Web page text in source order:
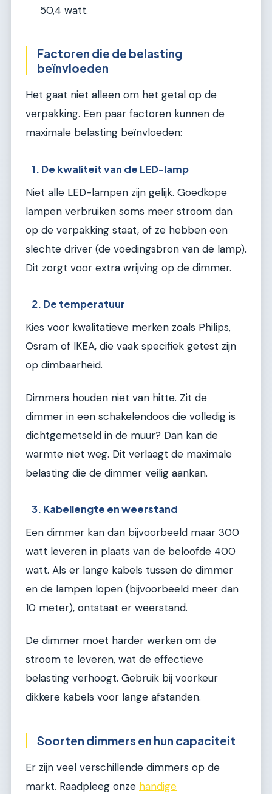
50,4 watt.
Factoren die de belasting
beïnvloeden
Het gaat niet alleen om het getal op de
verpakking. Een paar factoren kunnen de
maximale belasting beïnvloeden:
1. De kwaliteit van de LED-lamp
Niet alle LED-lampen zijn gelijk. Goedkope
lampen verbruiken soms meer stroom dan
op de verpakking staat, of ze hebben een
slechte driver (de voedingsbron van de lamp).
Dit zorgt voor extra wrijving op de dimmer.
2. De temperatuur
Kies voor kwalitatieve merken zoals Philips,
Osram of IKEA, die vaak specifiek getest zijn
op dimbaarheid.
Dimmers houden niet van hitte. Zit de
dimmer in een schakelendoos die volledig is
dichtgemetseld in de muur? Dan kan de
warmte niet weg. Dit verlaagt de maximale
belasting die de dimmer veilig aankan.
3. Kabellengte en weerstand
Een dimmer kan dan bijvoorbeeld maar 300
watt leveren in plaats van de beloofde 400
watt. Als er lange kabels tussen de dimmer
en de lampen lopen (bijvoorbeeld meer dan
10 meter), ontstaat er weerstand.
De dimmer moet harder werken om de
stroom te leveren, wat de effectieve
belasting verhoogt. Gebruik bij voorkeur
dikkere kabels voor lange afstanden.
Soorten dimmers en hun capaciteit
Er zijn veel verschillende dimmers op de
markt. Raadpleeg onze handige